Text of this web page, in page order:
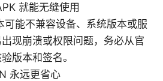
就能无缝使用
可能不兼容设备、系统版本或服
现崩溃或权限问题，务必从官
版本和签名。
永远更省心